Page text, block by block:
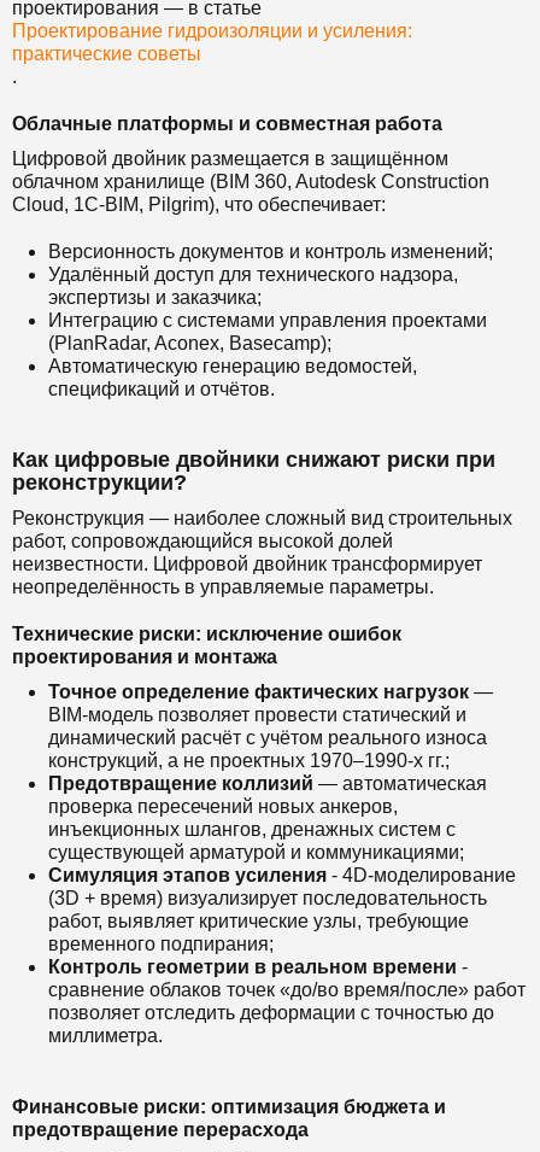
проектирования — в статье
Проектирование гидроизоляции и усиления:
практические советы
.
Облачные платформы и совместная работа
Цифровой двойник размещается в защищённом
облачном хранилище (BIM 360, Autodesk Construction
Cloud, 1С-BIM, Pilgrim), что обеспечивает:
Версионность документов и контроль изменений;
Удалённый доступ для технического надзора,
экспертизы и заказчика;
Интеграцию с системами управления проектами
(PlanRadar, Aconex, Basecamp);
Автоматическую генерацию ведомостей,
спецификаций и отчётов.
Как цифровые двойники снижают риски при
реконструкции?
Реконструкция — наиболее сложный вид строительных
работ, сопровождающийся высокой долей
неизвестности. Цифровой двойник трансформирует
неопределённость в управляемые параметры.
Технические риски: исключение ошибок
проектирования и монтажа
Точное определение фактических нагрузок —
BIM-модель позволяет провести статический и
динамический расчёт с учётом реального износа
конструкций, а не проектных 1970–1990-х гг.;
Предотвращение коллизий — автоматическая
проверка пересечений новых анкеров,
инъекционных шлангов, дренажных систем с
существующей арматурой и коммуникациями;
Симуляция этапов усиления - 4D-моделирование
(3D + время) визуализирует последовательность
работ, выявляет критические узлы, требующие
временного подпирания;
Контроль геометрии в реальном времени -
сравнение облаков точек «до/во время/после» работ
позволяет отследить деформации с точностью до
миллиметра.
Финансовые риски: оптимизация бюджета и
предотвращение перерасхода